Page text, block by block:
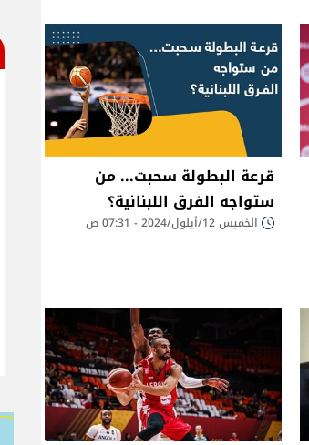
قرعة البطولة سحبت... من
ستواجه الفرق اللبنانية؟
الخميس 12/أيلول/2024 - 07:31 ص